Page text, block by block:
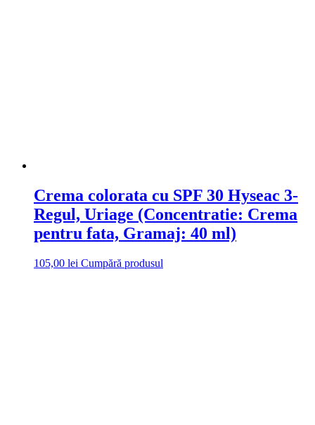
Crema colorata cu SPF 30 Hyseac 3-
Regul, Uriage (Concentratie: Crema
pentru fata, Gramaj: 40 ml)
105,00 lei Cumpără produsul